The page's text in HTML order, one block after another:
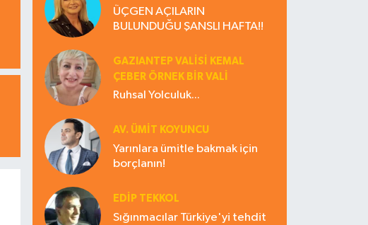
ÜÇGEN AÇILARIN
BULUNDUĞU ŞANSLI HAFTA!!
GAZIANTEP VALISI KEMAL
ÇEBER ÖRNEK BİR VALİ
Ruhsal Yolculuk...
AV. ÜMIT KOYUNCU
Yarınlara ümitle bakmak için
borçlanın!
EDIP TEKKOL
Sığınmacılar Türkiye'yi tehdit